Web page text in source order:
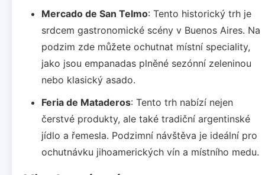
Mercado de San Telmo: Tento historický trh je
srdcem gastronomické scény v Buenos Aires. Na
podzim zde můžete ochutnat místní speciality,
jako jsou empanadas plněné sezónní zeleninou
nebo klasický asado.
Feria de Mataderos: Tento trh nabízí nejen
čerstvé produkty, ale také tradiční argentinské
jídlo a řemesla. Podzimní návštěva je ideální pro
ochutnávku jihoamerických vín a místního medu.